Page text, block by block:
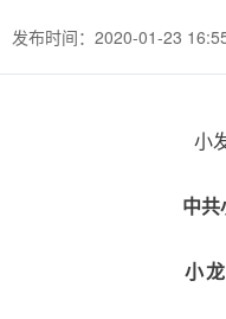
发布时间：2020-01-23
小
中
小